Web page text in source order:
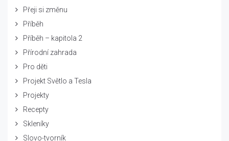
Přeji si změnu
Příběh
Příběh – kapitola 2
Přírodní zahrada
Pro děti
Projekt Světlo a Tesla
Projekty
Recepty
Skleníky
Slovo-tvorník